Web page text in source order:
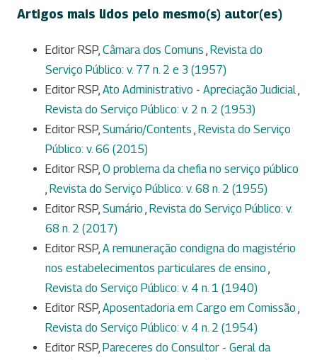
Artigos mais lidos pelo mesmo(s) autor(es)
Editor RSP, Câmara dos Comuns , Revista do
Serviço Público: v. 77 n. 2 e 3 (1957)
Editor RSP, Ato Administrativo - Apreciação Judicial,
Revista do Serviço Público: v. 2 n. 2 (1953)
Editor RSP, Sumário/Contents , Revista do Serviço
Público: v. 66 (2015)
Editor RSP, O problema da chefia no serviço público
, Revista do Serviço Público: v. 68 n. 2 (1955)
Editor RSP, Sumário , Revista do Serviço Público: v.
68 n. 2 (2017)
Editor RSP, A remuneração condigna do magistério
nos estabelecimentos particulares de ensino ,
Revista do Serviço Público: v. 4 n. 1 (1940)
Editor RSP, Aposentadoria em Cargo em Comissão ,
Revista do Serviço Público: v. 4 n. 2 (1954)
Editor RSP, Pareceres do Consultor - Geral da